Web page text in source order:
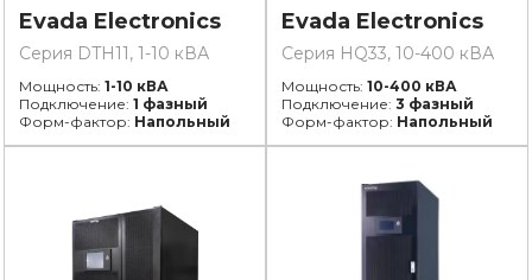
Evada Electronics
Серия DTH11, 1-10 кВА
Мощность: 1-10 кВА
Подключение: 1 фазный
Форм-фактор: Напольный
Evada Electronics
Серия HQ33, 10-400 кВА
Мощность: 10-400 кВА
Подключение: 3 фазный
Форм-фактор: Напольный